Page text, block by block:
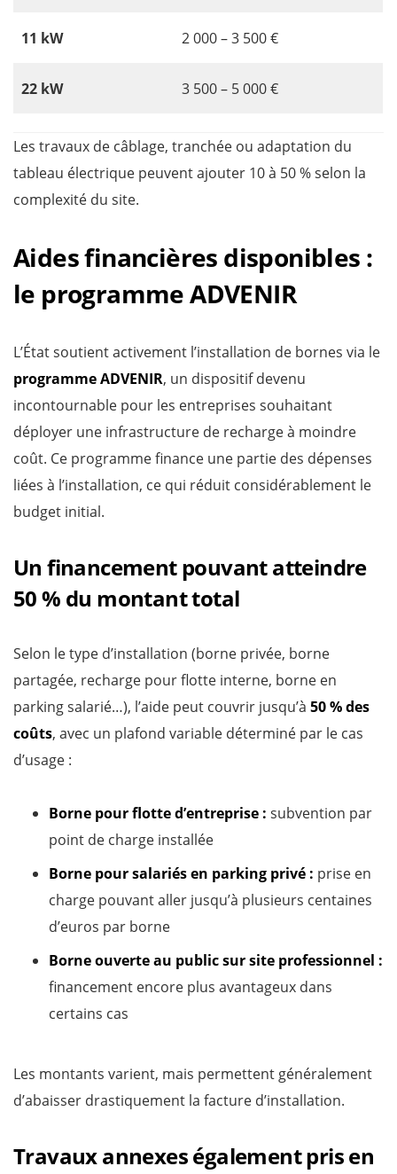
11 kW 2 000 – 3 500 €
22 kW 3 500 – 5 000 €
Les travaux de câblage, tranchée ou adaptation du
tableau électrique peuvent ajouter 10 à 50 % selon la
complexité du site.
Aides financières disponibles :
le programme ADVENIR
L’État soutient activement l’installation de bornes via le
programme ADVENIR, un dispositif devenu
incontournable pour les entreprises souhaitant
déployer une infrastructure de recharge à moindre
coût. Ce programme finance une partie des dépenses
liées à l’installation, ce qui réduit considérablement le
budget initial.
Un financement pouvant atteindre
50 % du montant total
Selon le type d’installation (borne privée, borne
partagée, recharge pour flotte interne, borne en
parking salarié…), l’aide peut couvrir jusqu’à 50 % des
coûts, avec un plafond variable déterminé par le cas
d’usage :
Borne pour flotte d’entreprise : subvention par
point de charge installée
Borne pour salariés en parking privé : prise en
charge pouvant aller jusqu’à plusieurs centaines
d’euros par borne
Borne ouverte au public sur site professionnel :
financement encore plus avantageux dans
certains cas
Les montants varient, mais permettent généralement
d’abaisser drastiquement la facture d’installation.
Travaux annexes également pris en